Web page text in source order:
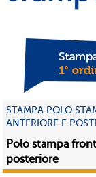
STAMPA POLO
ANTERIORE E
Polo stampa
posteriore